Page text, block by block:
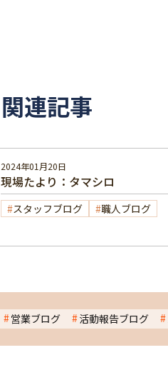
関連記事
2024年01月20日
現場たより：タマシロ
スタッフブログ 職人ブログ
営業ブログ 活動報告ブログ